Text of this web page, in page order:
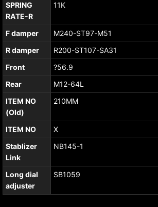
SPRING
RATE-R
11K
F damper
M240-ST97-M51
R damper
R200-ST107-SA31
Front
?56.9
Rear
M12-64L
ITEM NO
(Old)
210MM
ITEM NO
X
Stablizer
Link
NB145-1
Long dial
adjuster
SB1059